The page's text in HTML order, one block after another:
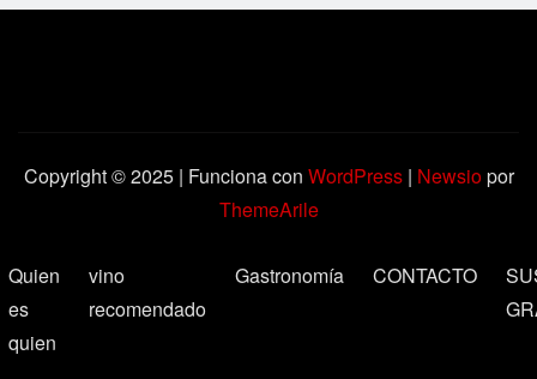
Copyright © 2025 | Funciona con WordPress | Newsiopor
ThemeArile
Quien
es
quien
vino
recomendado
Gastronomía CONTACTO